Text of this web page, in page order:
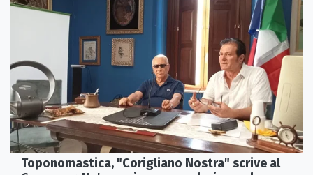
Toponomastica, "Corigliano Nostra" scrive al